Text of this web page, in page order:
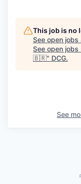
This job is no
See open jobs
See open jobs
🇧🇷" DCG.
See